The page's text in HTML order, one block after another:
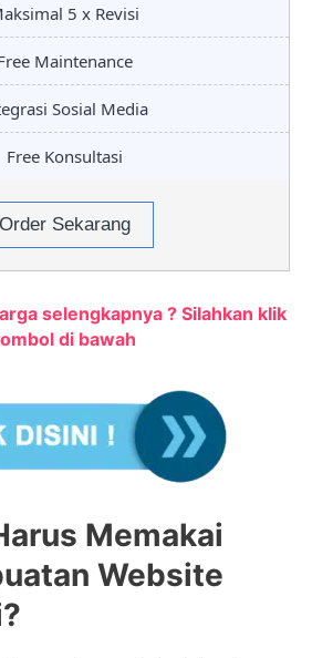
5 x Revisi
Maintenance
Sosial Media
Free Konsultasi
Order Sekarang
selengkapnya ? Silahkan klik
di bawah
Memakai
Website